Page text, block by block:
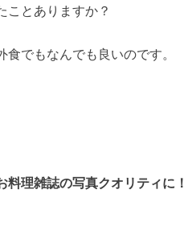
ことありますか？
でもなんでも良いのです。
理雑誌の写真クオリティに！